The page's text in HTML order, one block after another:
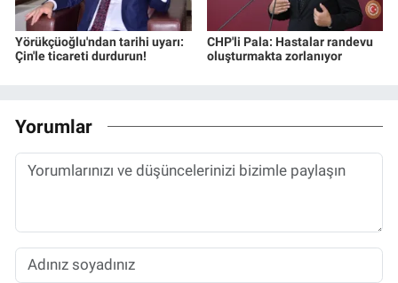
Yörükçüoğlu'ndan tarihi uyarı:
Çin'le ticareti durdurun!
CHP'li Pala: Hastalar randevu
oluşturmakta zorlanıyor
Yorumlar